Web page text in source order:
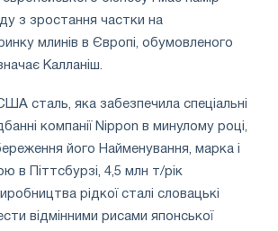
з зростання частки на
млинів в Європі, обумовленого
Калланіш.
сталь, яка забезпечила спеціальні
компанії Nippon в минулому році,
його Найменування, марка і
в Піттсбурзі, 4,5 млн т/рік
рідкої сталі словацькі
відмінними рисами японської